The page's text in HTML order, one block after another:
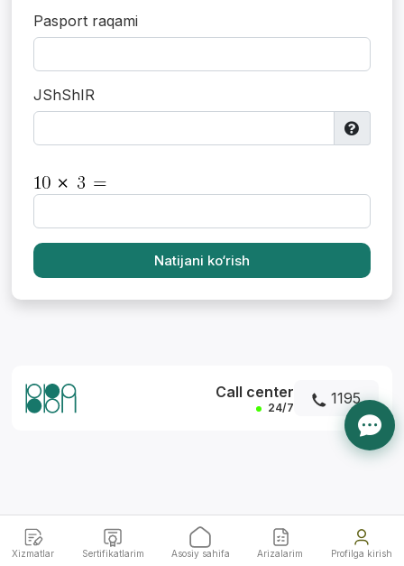
*
Pasport raqami
JShShIR
Natijani ko‘rish
Call center
24/7 1195
Xizmatlar Sertifikatlarim Asosiy sahifa Arizalarim Profilga kirish
Yordam markazi